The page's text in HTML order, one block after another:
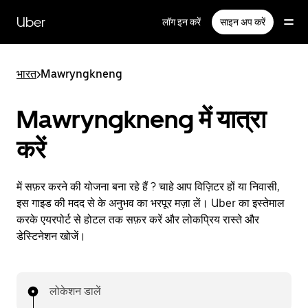
सामग्री
पर
Uber लॉग इन करें साइन अप करें
भारत>Mawryngkneng
Mawryngkneng में यात्रा
करें
में सफ़र करने की योजना बना रहे हैं ? चाहे आप विज़िटर हों या निवासी,
इस गाइड की मदद से के अनुभव का भरपूर मज़ा लें। Uber का इस्तेमाल
करके एयरपोर्ट से होटल तक सफ़र करें और लोकप्रिय रास्ते और
डेस्टिनेशन खोजें।
लोकेशन डालें